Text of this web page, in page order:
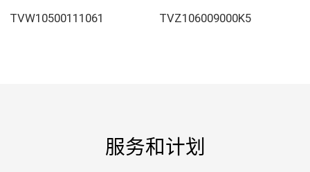
TVW10500111061 TVZ106009000K5
服务和计划